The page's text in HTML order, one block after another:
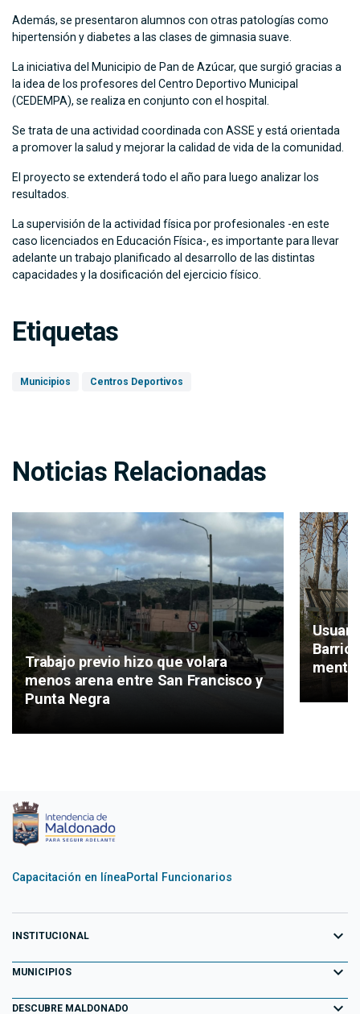
Además, se presentaron alumnos con otras patologías como
hipertensión y diabetes a las clases de gimnasia suave.
La iniciativa del Municipio de Pan de Azúcar, que surgió gracias a
la idea de los profesores del Centro Deportivo Municipal
(CEDEMPA), se realiza en conjunto con el hospital.
Se trata de una actividad coordinada con ASSE y está orientada
a promover la salud y mejorar la calidad de vida de la comunidad.
El proyecto se extenderá todo el año para luego analizar los
resultados.
La supervisión de la actividad física por profesionales -en este
caso licenciados en Educación Física-, es importante para llevar
adelante un trabajo planificado al desarrollo de las distintas
capacidades y la dosificación del ejercicio físico.
Etiquetas
Municipios Centros Deportivos
Noticias Relacionadas
Trabajo previo hizo que volara
menos arena entre San Francisco y
Punta Negra
Capacitación en líneaPortal Funcionarios
INSTITUCIONAL expand_more
Equipo de Gobierno
Primeros 100 días
MUNICIPIOS expand_more
Aiguá
DESCUBRE MALDONADO expand_more